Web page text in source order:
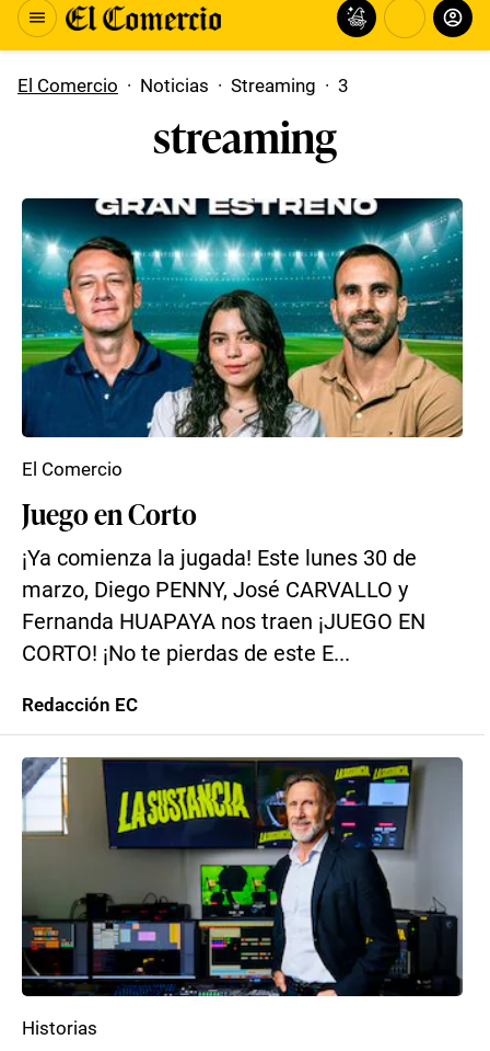
El Comercio · Noticias · Streaming · 3
streaming
Juego en Corto
¡Ya comienza la jugada! Este lunes 30 de
marzo, Diego PENNY, José CARVALLO y
Fernanda HUAPAYA nos traen ¡JUEGO EN
CORTO! ¡No te pierdas de este E...
El Comercio
Redacción EC
Historias